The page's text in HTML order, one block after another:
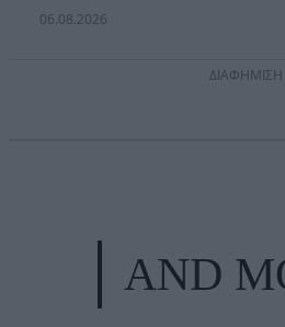
06.08.2026
ΔΙΑΦΗΜΙΣΗ
AND